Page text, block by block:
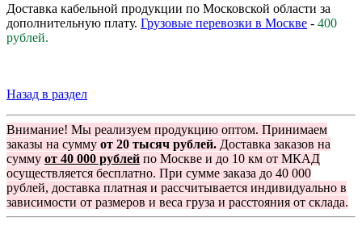
Доставка кабельной продукции по Московской области за
дополнительную плату. Грузовые перевозки в Москве - 400
рублей.
Назад в раздел
Внимание! Мы реализуем продукцию оптом. Принимаем
заказы на сумму от 20 тысяч рублей. Доставка заказов на
сумму от 40 000 рублей по Москве и до 10 км от МКАД
осуществляется бесплатно. При сумме заказа до 40 000
рублей, доставка платная и рассчитывается индивидуально в
зависимости от размеров и веса груза и расстояния от склада.